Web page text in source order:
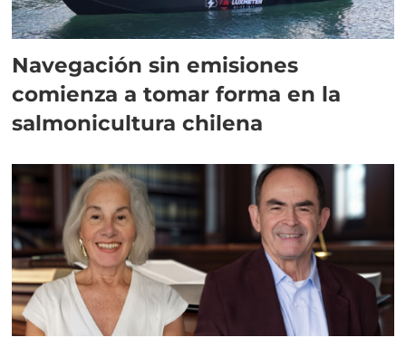
Navegación sin emisiones
comienza a tomar forma en la
salmonicultura chilena